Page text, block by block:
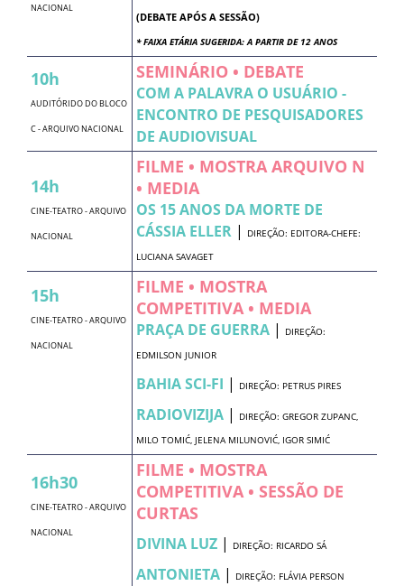
NACIONAL
(DEBATE APÓS A SESSÃO)
* FAIXA ETÁRIA SUGERIDA: A PARTIR DE 12 ANOS
10h
AUDITÓRIDO DO BLOCO
C - ARQUIVO NACIONAL
SEMINÁRIO • DEBATE
COM A PALAVRA O USUÁRIO -
ENCONTRO DE PESQUISADORES
DE AUDIOVISUAL
14h
CINE-TEATRO - ARQUIVO
NACIONAL
FILME • MOSTRA ARQUIVO N
• MEDIA
OS 15 ANOS DA MORTE DE
CÁSSIA ELLER |
DIREÇÃO: EDITORA-CHEFE:
LUCIANA SAVAGET
15h
CINE-TEATRO - ARQUIVO
NACIONAL
FILME • MOSTRA
COMPETITIVA • MEDIA
PRAÇA DE GUERRA |
DIREÇÃO:
EDMILSON JUNIOR
BAHIA SCI-FI | DIREÇÃO: PETRUS PIRES
RADIOVIZIJA |
DIREÇÃO: GREGOR ZUPANC,
MILO TOMIĆ, JELENA MILUNOVIĆ, IGOR SIMIĆ
16h30
CINE-TEATRO - ARQUIVO
NACIONAL
FILME • MOSTRA
COMPETITIVA • SESSÃO DE
CURTAS
DIVINA LUZ | DIREÇÃO: RICARDO SÁ
ANTONIETA | DIREÇÃO: FLÁVIA PERSON